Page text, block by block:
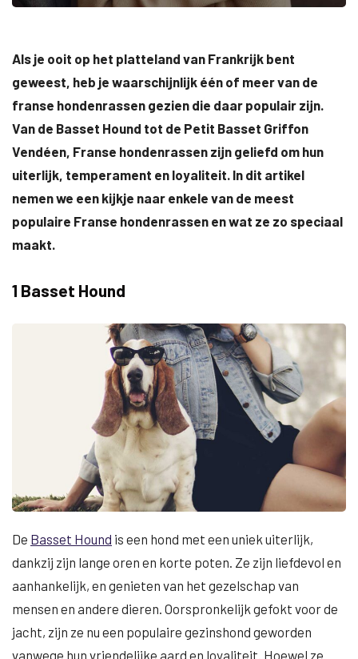
Als je ooit op het platteland van Frankrijk bent
geweest, heb je waarschijnlijk één of meer van de
franse hondenrassen gezien die daar populair zijn.
Van de Basset Hound tot de Petit Basset Griffon
Vendéen, Franse hondenrassen zijn geliefd om hun
uiterlijk, temperament en loyaliteit. In dit artikel
nemen we een kijkje naar enkele van de meest
populaire Franse hondenrassen en wat ze zo speciaal
maakt.
1 Basset Hound
De Basset Hound is een hond met een uniek uiterlijk,
dankzij zijn lange oren en korte poten. Ze zijn liefdevol en
aanhankelijk, en genieten van het gezelschap van
mensen en andere dieren. Oorspronkelijk gefokt voor de
jacht, zijn ze nu een populaire gezinshond geworden
vanwege hun vriendelijke aard en loyaliteit. Hoewel ze